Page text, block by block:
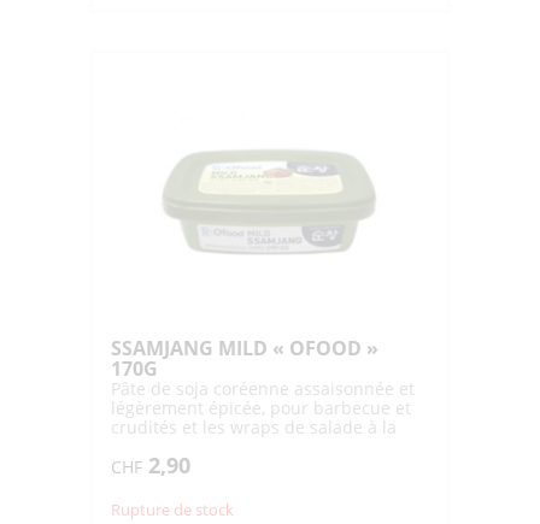
SSAMJANG MILD « OFOOD »
170G
Pâte de soja coréenne assaisonnée et
légèrement épicée, pour barbecue et
crudités et les wraps de salade à la
CHF 2,90
Rupture de stock